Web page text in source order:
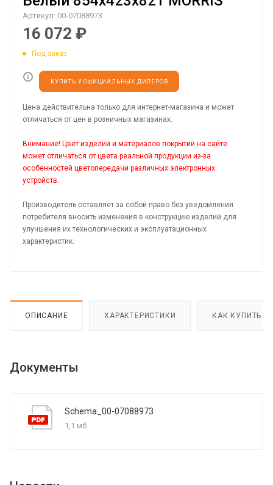
Артикул: 00-07088973
16 072 ₽
Под заказ
КУПИТЬ У ОФИЦИАЛЬНЫХ ДИЛЕРОВ
Цена действительна только для интернет-магазина и может
отличаться от цен в розничных магазинах.
Внимание! Цвет изделий и материалов покрытий на сайте
может отличаться от цвета реальной продукции из-за
особенностей цветопередачи различных электронных
устройств.
Производитель оставляет за собой право без уведомления
потребителя вносить изменения в конструкцию изделий для
улучшения их технологических и эксплуатационных
характеристик.
ОПИСАНИЕ ХАРАКТЕРИСТИКИ КАК КУПИТЬ
Документы
Schema_00-07088973
1,1 мб